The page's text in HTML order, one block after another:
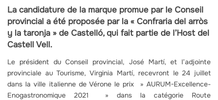
La candidature de la marque promue par le Conseil
provincial a été proposée par la « Confraria del arròs
y la taronja » de Castelló, qui fait partie de l’Host del
Castell Vell.
Le président du Conseil provincial, José Martí, et l’adjointe
provinciale au Tourisme, Virginia Martí, recevront le 24 juillet
dans la ville italienne de Vérone le prix » AURUM-Excellence-
Enogastronomique 2021 » dans la catégorie Route